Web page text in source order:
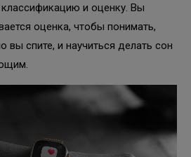
и оценку. Вы
оценка, чтобы понимать,
вы спите, и научиться делать сон